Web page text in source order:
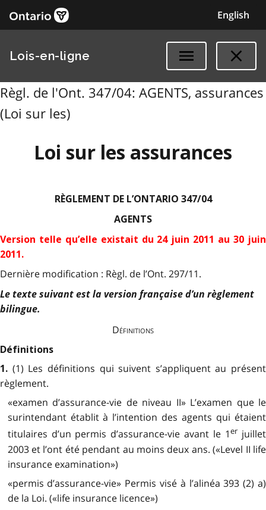
English
Lois-en-ligne
Règl. de l'Ont. 347/04: AGENTS, assurances
(Loi sur les)
Loi sur les assurances
RÈGLEMENT DE L’ONTARIO 347/04
AGENTS
Version telle qu’elle existait du 24 juin 2011 au 30 juin
2011.
Dernière modification : Règl. de l’Ont. 297/11.
Le texte suivant est la version française d’un règlement
bilingue.
Définitions
Définitions
1. (1) Les définitions qui suivent s’appliquent au présent
règlement.
«examen d’assurance-vie de niveau II» L’examen que le
surintendant établit à l’intention des agents qui étaient
titulaires d’un permis d’assurance-vie avant le 1er juillet
2003 et l’ont été pendant au moins deux ans. («Level II life
insurance examination»)
«permis d’assurance-vie» Permis visé à l’alinéa 393 (2) a)
de la Loi. («life insurance licence»)